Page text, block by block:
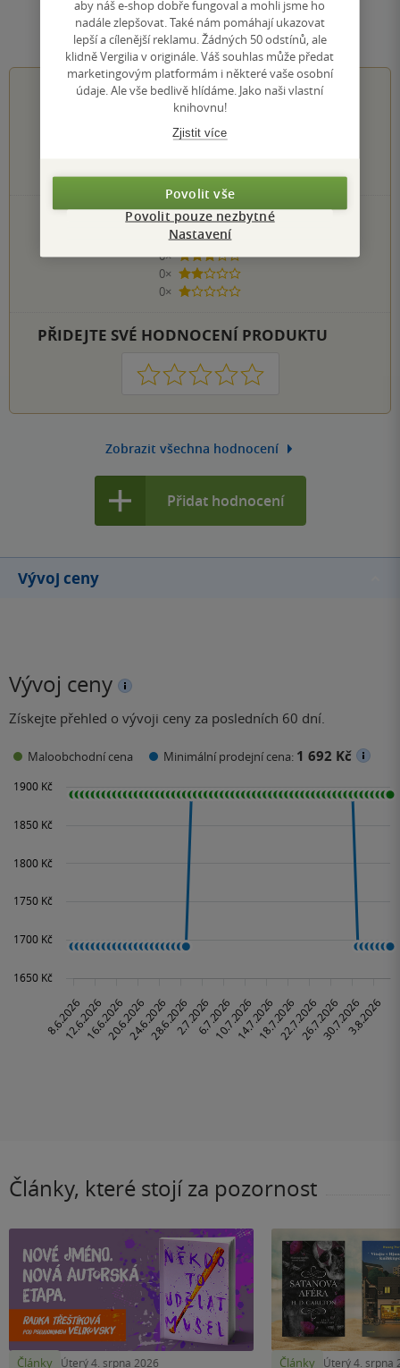
Hodnocení a recenze čtenářů
0.0z5
0hodnocení čtenářů
0×
5 hvězdiček
0×
4 hvězdičky
0×
3 hvězdičky
0×
2 hvězdičky
0×
1 hvezdička
PŘIDEJTE SVÉ HODNOCENÍ PRODUKTU
1 2 3 4 5
Zobrazit všechna hodnocení
Přidat hodnocení
Vývoj ceny
Vývoj ceny
Získejte přehled o vývoji ceny za posledních 60 dní.
Maloobchodní cena Minimální prodejní cena: 1 692 Kč
Články, které stojí za pozornost
Články Úterý 4. srpna 2026 Články Úterý 4. srpna
aby náš e-shop dobře fungoval a mohli jsme ho
nadále zlepšovat. Také nám pomáhají ukazovat
lepší a cílenější reklamu. Žádných 50 odstínů, ale
klidně Vergilia v originále. Váš souhlas může předat
marketingovým platformám i některé vaše osobní
údaje. Ale vše bedlivě hlídáme. Jako naši vlastní
knihovnu!
Zjistit více
Povolit vše
Povolit pouze nezbytné
Nastavení